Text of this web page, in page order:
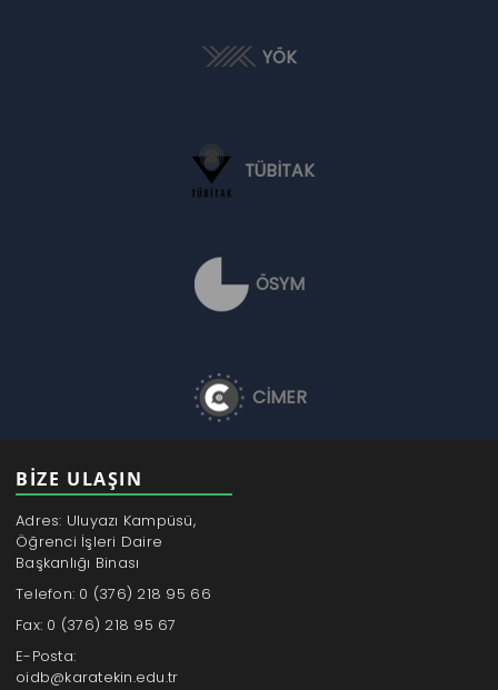
YÖK
TÜBİTAK
ÖSYM
CİMER
BİZE ULAŞIN
Adres: Uluyazı Kampüsü,
Öğrenci İşleri Daire
Başkanlığı Binası
Telefon: 0 (376) 218 95 66
Fax: 0 (376) 218 95 67
E-Posta:
oidb@karatekin.edu.tr